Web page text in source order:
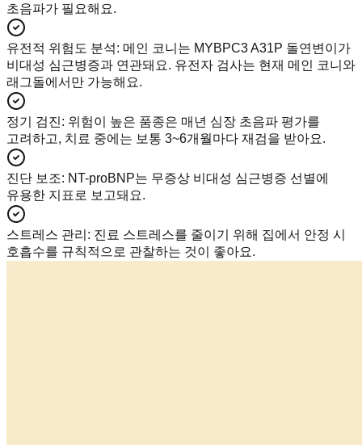
초음파가 필요해요.
유전적 위험도 분석: 메인 코니는 MYBPC3 A31P 돌연변이가
비대성 심근병증과 연관돼요. 유전자 검사는 현재 메인 코니와
래그돌에서만 가능해요.
정기 검진: 위험이 높은 품종은 매년 심장 초음파 평가를
고려하고, 치료 중에는 보통 3~6개월마다 재검을 받아요.
진단 보조: NT-proBNP는 무증상 비대성 심근병증 선별에
유용한 지표로 보고돼요.
스트레스 관리 : 진료 스트레스를 줄이기 위해 집에서 안정 시
호흡수를 규칙적으로 관찰하는 것이 좋아요.